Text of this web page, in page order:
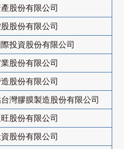
股份有限公司
股份有限公司
投資股份有限公司
股份有限公司
股份有限公司
灣膠膜製造股份有限公司
股份有限公司
股份有限公司